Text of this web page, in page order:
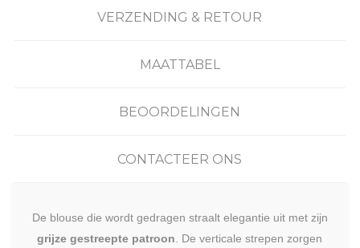
VERZENDING & RETOUR
MAATTABEL
BEOORDELINGEN
CONTACTEER ONS
De blouse die wordt gedragen straalt elegantie uit met zijn
grijze gestreepte patroon . De verticale strepen zorgen